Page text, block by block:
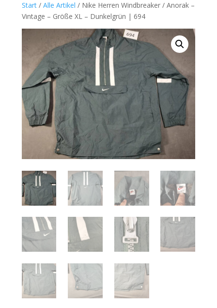
Start/ Alle Artikel / Nike Herren Windbreaker / Anorak –
Vintage – Größe XL – Dunkelgrün | 694